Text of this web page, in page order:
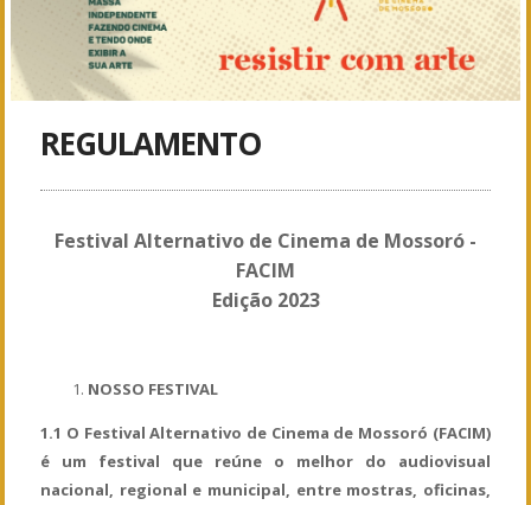
REGULAMENTO
Festival Alternativo de Cinema de Mossoró -
FACIM
Edição 2023
NOSSO FESTIVAL
1.1 O Festival Alternativo de Cinema de Mossoró (FACIM)
é um festival que reúne o melhor do audiovisual
nacional, regional e municipal, entre mostras, oficinas,